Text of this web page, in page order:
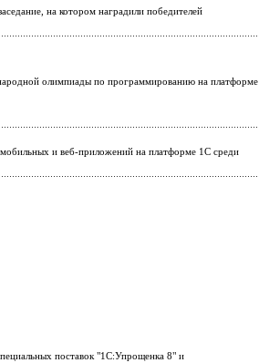
на котором наградили победителей
олимпиады по программированию на платформе
мобильных и веб-приложений на платформе 1С среди
поставок "1С:Упрощенка 8" и